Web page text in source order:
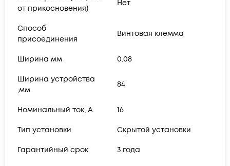
от прикосновения)
Нет
Способ
присоединения
Винтовая клемма
Ширина мм 0.08
Ширина устройства
,мм
84
Номинальный ток, А. 16
Тип установки Скрытой установки
Гарантийный срок 3 года